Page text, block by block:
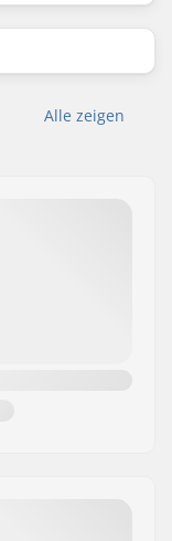
Alle zeigen